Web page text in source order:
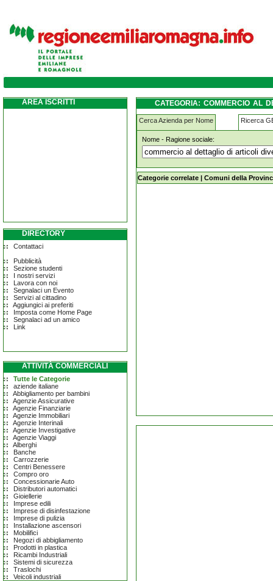
commercio-al-dettaglio-di-articoli-diversi-
AREA ISCRITTI
DIRECTORY
Contattaci
Pubblicità
Sezione studenti
I nostri servizi
Lavora con noi
Segnalaci un Evento
Servizi al cittadino
Aggiungici ai preferiti
Imposta come Home Page
Segnalaci ad un amico
Link
ATTIVITÀ COMMERCIALI
Tutte le Categorie
aziende italiane
Abbigliamento per bambini
Agenzie Assicurative
Agenzie Finanziarie
Agenzie Immobiliari
Agenzie Interinali
Agenzie Investigative
Agenzie Viaggi
Alberghi
Banche
Carrozzerie
Centri Benessere
Compro oro
Concessionarie Auto
Distributori automatici
Gioiellerie
Imprese edili
Imprese di disinfestazione
Imprese di pulizia
Installazione ascensori
Mobilifici
Negozi di abbigliamento
Prodotti in plastica
Ricambi Industriali
Sistemi di sicurezza
Traslochi
Veicoli industriali
CATEGORIA: COMMERCIO AL
FERRARA
Cerca Azienda per Nome Ricerca
Nome - Ragione sociale:
commercio-al-dettaglio-di-articoli-
Categorie correlate | Comuni della